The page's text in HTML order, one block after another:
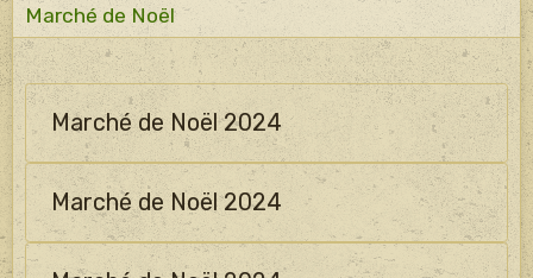
Marché de Noël
Marché de Noël 2024
Marché de Noël 2024